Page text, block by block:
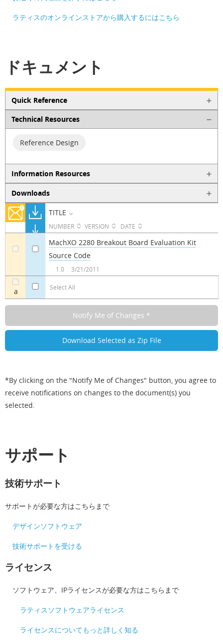
ラティスのオンラインストアから購入するにはこちら
ドキュメント
Quick Reference
Technical Resources
Reference Design
Information Resources
Downloads
TITLE
NUMBER VERSION DATE
a Select All
MachXO 2280 Breakout Board Evaluation Kit
Source Code
1.0 3/21/2011
*By clicking on the "Notify Me of Changes" button, you agree to
receive notifications on changes to the document(s) you
selected.
サポート
技術サポート
サポートが必要な方はこちらまで
デザインソフトウェア
技術サポートを受ける
ライセンス
ソフトウェア、IPライセンスが必要な方はこちらまで
ラティスソフトウェアライセンス
ライセンスについてもっと詳しく知る